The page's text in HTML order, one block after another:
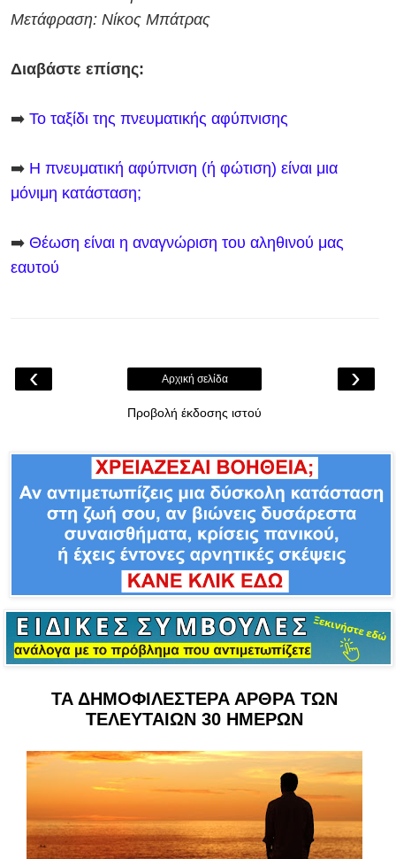
Μετάφραση: Νίκος Μπάτρας
Διαβάστε επίσης:
➡️ Το ταξίδι της πνευματικής αφύπνισης
➡️ Η πνευματική αφύπνιση (ή φώτιση) είναι μια
μόνιμη κατάσταση;
➡️ Θέωση είναι η αναγνώριση του αληθινού μας
εαυτού
‹ ›
Αρχική σελίδα
Προβολή έκδοσης ιστού
ΤΑ ΔΗΜΟΦΙΛΕΣΤΕΡΑ ΑΡΘΡΑ ΤΩΝ
ΤΕΛΕΥΤΑΙΩΝ 30 ΗΜΕΡΩΝ